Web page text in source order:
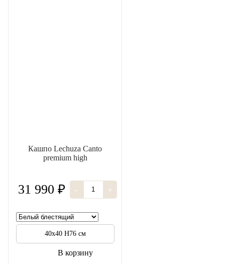
Кашпо Lechuza Canto
premium high
31 990 ₽ - +
40х40 Н76 см
В корзину